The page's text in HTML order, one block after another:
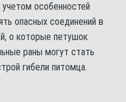
особенностей
опасных соединений в
о которые петушок
раны могут стать
гибели питомца.